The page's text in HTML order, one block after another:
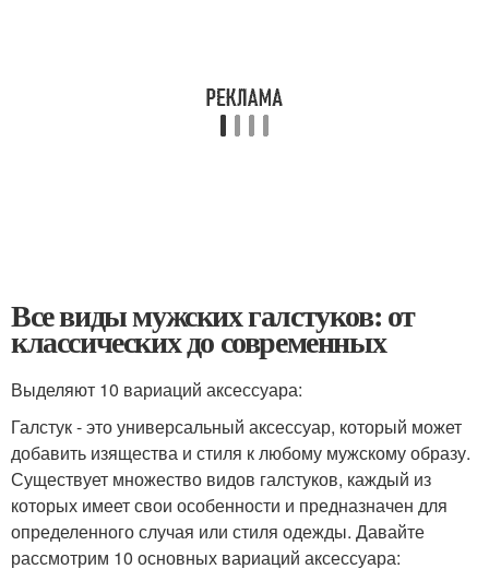
Все виды мужских галстуков: от
классических до современных
Выделяют 10 вариаций аксессуара:
Галстук - это универсальный аксессуар, который может
добавить изящества и стиля к любому мужскому образу.
Существует множество видов галстуков, каждый из
которых имеет свои особенности и предназначен для
определенного случая или стиля одежды. Давайте
рассмотрим 10 основных вариаций аксессуара: